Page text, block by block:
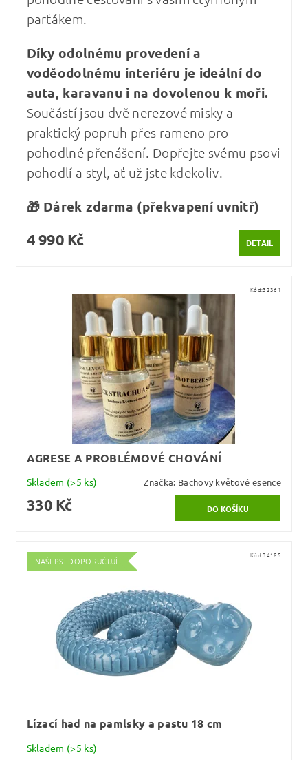
parťákem.
Díky odolnému provedení a
voděodolnému interiéru je ideální do
auta, karavanu i na dovolenou k moři.
Součástí jsou dvě nerezové misky a
praktický popruh přes rameno pro
pohodlné přenášení. Dopřejte svému psovi
pohodlí a styl, ať už jste kdekoliv.
🎁 Dárek zdarma (překvapení uvnitř)
4 990 Kč DETAIL
Kód:32361
AGRESE A PROBLÉMOVÉ CHOVÁNÍ
Skladem (>5 ks) Značka: Bachovy květové esence
330 Kč
NAŠI PSI DOPORUČUJÍ
Kód:34185
Lízací had na pamlsky a pastu 18 cm
Skladem (>5 ks)